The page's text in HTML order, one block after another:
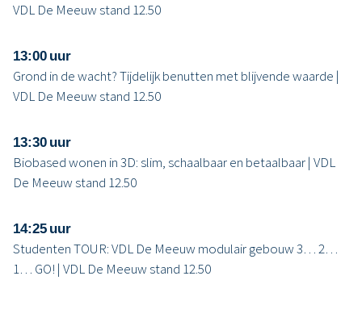
VDL De Meeuw stand 12.50
13:00 uur
Grond in de wacht? Tijdelijk benutten met blijvende waarde |
VDL De Meeuw stand 12.50
13:30 uur
Biobased wonen in 3D: slim, schaalbaar en betaalbaar | VDL
De Meeuw stand 12.50
14:25 uur
Studenten TOUR: VDL De Meeuw modulair gebouw 3… 2…
1… GO! | VDL De Meeuw stand 12.50